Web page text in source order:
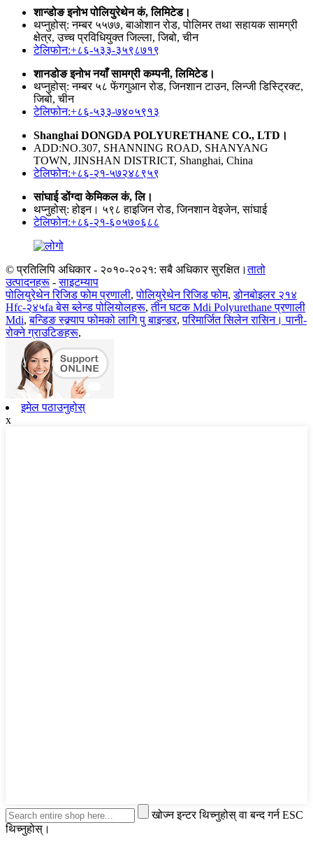
शान्डोङ इनोभ पोलियुरेथेन कं, लिमिटेड।
थप्नुहोस्: नम्बर ५५७७, बाओशान रोड, पोलिमर तथा सहायक सामग्री
क्षेत्र, उच्च प्रविधियुक्त जिल्ला, जिबो, चीन
टेलिफोन:+८६-५३३-३५९८७१९
शानडोङ इनोभ नयाँ सामग्री कम्पनी, लिमिटेड।
थप्नुहोस्: नम्बर ५८ फेंगगुआन रोड, जिनशान टाउन, लिन्जी डिस्ट्रिक्ट,
जिबो, चीन
टेलिफोन:+८६-५३३-७४०५९१३
Shanghai DONGDA POLYURETHANE CO., LTD।
ADD:NO.307, SHANNING ROAD, SHANYANG
TOWN, JINSHAN DISTRICT, Shanghai, China
टेलिफोन:+८६-२१-५७२४८९५९
सांघाई डोंग्दा केमिकल कं, लि।
थप्नुहोस्: होइन। ५९८ हाइजिन रोड, जिनशान वेइजेन, सांघाई
टेलिफोन:+८६-२१-६०५७०६८८
© प्रतिलिपि अधिकार - २०१०-२०२१: सबै अधिकार सुरक्षित।तातो
उत्पादनहरू -साइटम्याप
पोलियुरेथेन रिजिड फोम प्रणाली,पोलियुरेथेन रिजिड फोम,डोनबोइलर २१४
Hfc-२४५fa बेस ब्लेन्ड पोलियोलहरू,तीन घटक Mdi Polyurethane प्रणाली
Mdi,बन्डिङ स्क्र्याप फोमको लागि पु बाइन्डर,परिमार्जित सिलेन रासिन। पानी-
रोक्ने ग्राउटिङहरू,
इमेल पठाउनुहोस्
x
खोज्न इन्टर थिच्नुहोस् वा बन्द गर्न ESC
थिच्नुहोस्।